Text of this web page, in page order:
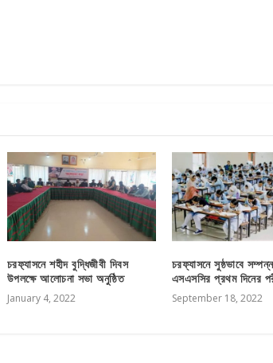
চরফ‍্যাসনে শহীদ বুদ্ধিজীবী দিবস
উপলক্ষে আলোচনা সভা অনুষ্ঠিত
January 4, 2022
চরফ্যাসনে সুষ্ঠভাবে
এসএসসির প্রথম দিনের
September 18, 2022